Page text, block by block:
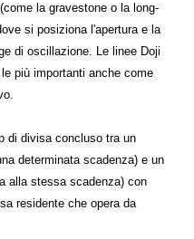
la gravestone o la long-
si posiziona l'apertura e la
di oscillazione. Le linee Doji
più importanti anche come
di divisa concluso tra un
determinata scadenza) e un
alla stessa scadenza) con
residente che opera da